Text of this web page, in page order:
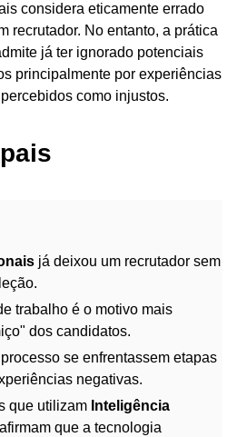
considera eticamente errado
recrutador. No entanto, a prática
já ter ignorado potenciais
principalmente por experiências
como injustos.
já deixou um recrutador sem
trabalho é o motivo mais
dos candidatos.
se enfrentassem etapas
negativas.
que utilizam Inteligência
afirmam que a tecnologia